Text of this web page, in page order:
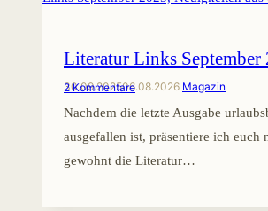
Literatur Links September
30.09.202506.08.2026 Magazin
2 Kommentare
Nachdem die letzte Ausgabe
ausgefallen ist, präsentiere ich euch
gewohnt die Literatur…